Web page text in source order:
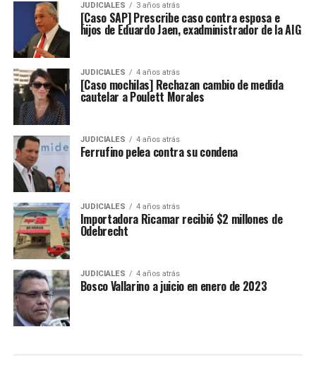
JUDICIALES 3 años atrás
[Caso SAP] Prescribe caso contra esposa e
hijos de Eduardo Jaen, exadministrador de la AIG
JUDICIALES 4 años atrás
[Caso mochilas] Rechazan cambio de medida
cautelar a Poulett Morales
JUDICIALES 4 años atrás
Ferrufino pelea contra su condena
JUDICIALES 4 años atrás
Importadora Ricamar recibió $2 millones de
Odebrecht
JUDICIALES 4 años atrás
Bosco Vallarino a juicio en enero de 2023